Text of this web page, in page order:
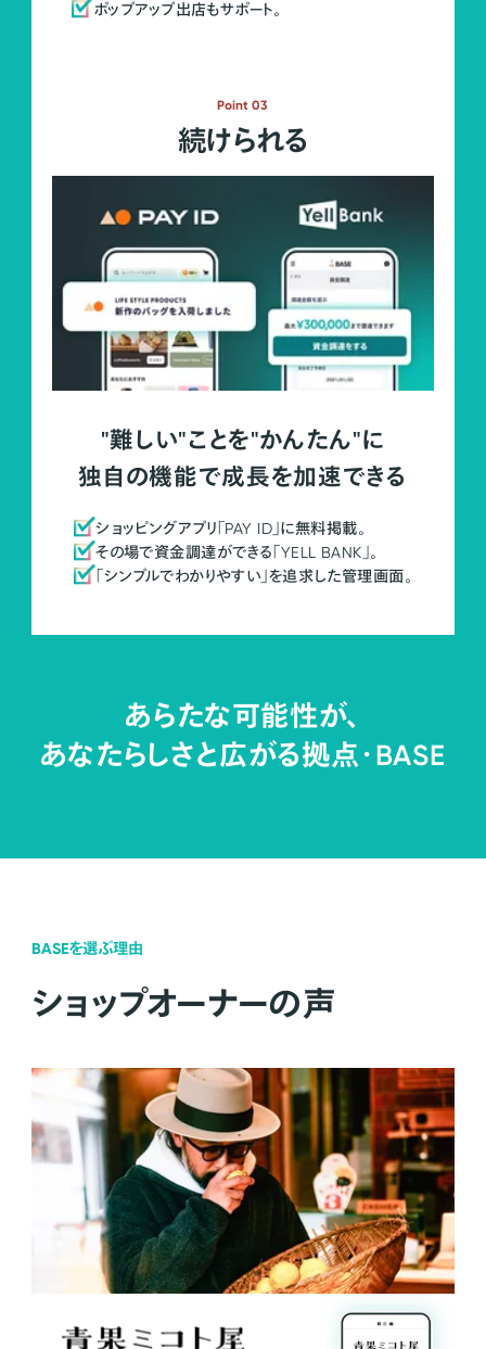
ポップアップ出店もサポート。
Point 03
続けられる
"難しい"ことを"かんたん"に
独自の機能で成長を加速できる
ショッピングアプリ「PAY ID」に無料掲載。
その場で資金調達ができる「YELL BANK」。
「シンプルでわかりやすい」を追求した管理画面。
あらたな可能性が、
あなたらしさと広がる拠点・BASE
BASEを選ぶ理由
ショップオーナーの声